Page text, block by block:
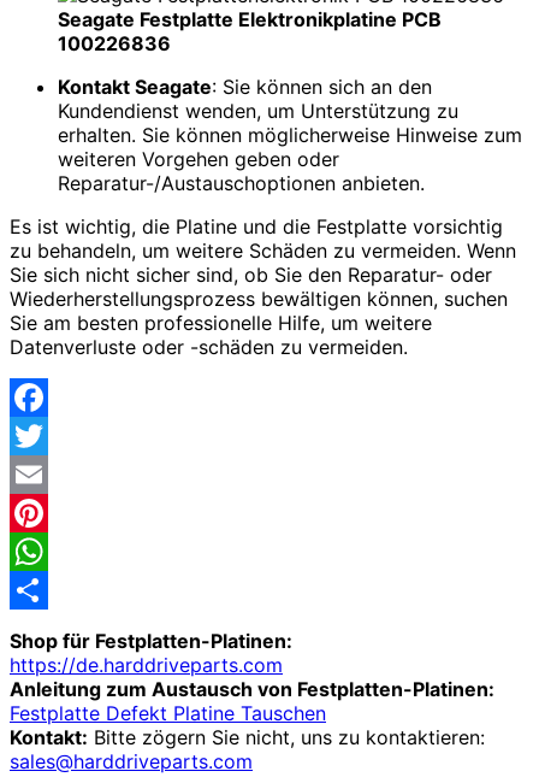
Seagate Festplatte Elektronikplatine PCB
100226836
Kontakt Seagate: Sie können sich an den
Kundendienst wenden, um Unterstützung zu
erhalten. Sie können möglicherweise Hinweise zum
weiteren Vorgehen geben oder
Reparatur-/Austauschoptionen anbieten.
Es ist wichtig, die Platine und die Festplatte vorsichtig
zu behandeln, um weitere Schäden zu vermeiden. Wenn
Sie sich nicht sicher sind, ob Sie den Reparatur- oder
Wiederherstellungsprozess bewältigen können, suchen
Sie am besten professionelle Hilfe, um weitere
Datenverluste oder -schäden zu vermeiden.
Facebook
Twitter
Email
Pinterest
WhatsApp
Share
Shop für Festplatten-Platinen:
https://de.harddriveparts.com
Anleitung zum Austausch von Festplatten-Platinen:
Festplatte Defekt Platine Tauschen
Kontakt: Bitte zögern Sie nicht, uns zu kontaktieren:
sales@harddriveparts.com